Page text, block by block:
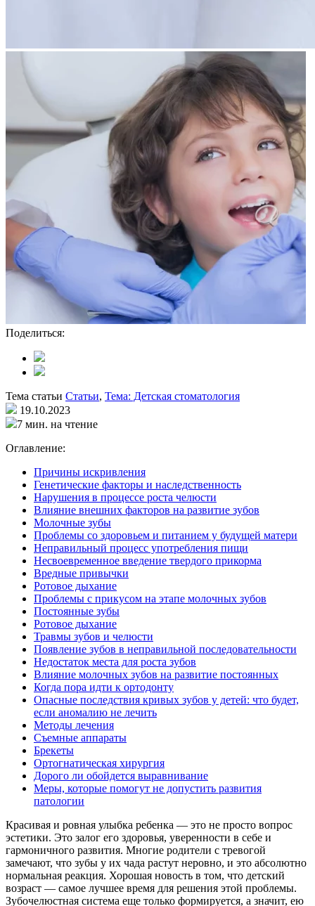
Поделиться:
Тема статьи Статьи, Тема: Детская стоматология
19.10.2023
7 мин. на чтение
Оглавление:
Причины искривления
Генетические факторы и наследственность
Нарушения в процессе роста челюсти
Влияние внешних факторов на развитие зубов
Молочные зубы
Проблемы со здоровьем и питанием у будущей матери
Неправильный процесс употребления пищи
Несвоевременное введение твердого прикорма
Вредные привычки
Ротовое дыхание
Проблемы с прикусом на этапе молочных зубов
Постоянные зубы
Ротовое дыхание
Травмы зубов и челюсти
Появление зубов в неправильной последовательности
Недостаток места для роста зубов
Влияние молочных зубов на развитие постоянных
Когда пора идти к ортодонту
Опасные последствия кривых зубов у детей: что будет,
если аномалию не лечить
Методы лечения
Съемные аппараты
Брекеты
Ортогнатическая хирургия
Дорого ли обойдется выравнивание
Меры, которые помогут не допустить развития
патологии
Красивая и ровная улыбка ребенка — это не просто вопрос
эстетики. Это залог его здоровья, уверенности в себе и
гармоничного развития. Многие родители с тревогой
замечают, что зубы у их чада растут неровно, и это абсолютно
нормальная реакция. Хорошая новость в том, что детский
возраст — самое лучшее время для решения этой проблемы.
Зубочелюстная система еще только формируется, а значит, ею